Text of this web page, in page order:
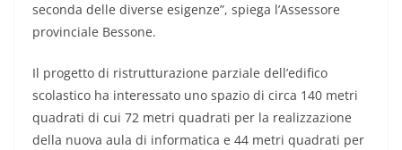
seconda delle diverse esigenze”, spiega l’Assessore
provinciale Bessone.
Il progetto di ristrutturazione parziale dell’edifico
scolastico ha interessato uno spazio di circa 140 metri
quadrati di cui 72 metri quadrati per la realizzazione
della nuova aula di informatica e 44 metri quadrati per